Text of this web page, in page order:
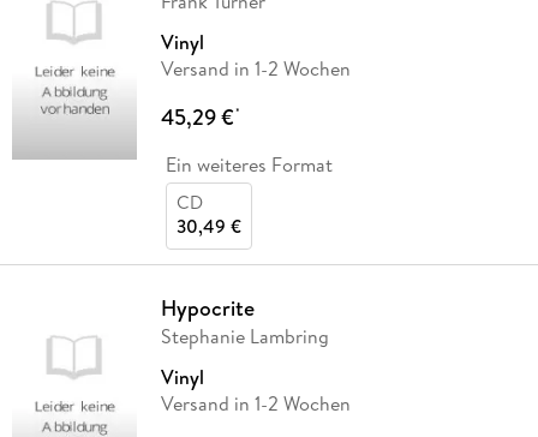
Vinyl
Versand in 1-2 Wochen
45,29 €*
Ein weiteres Format
CD
30,49 €
Hypocrite
Stephanie Lambring
Vinyl
Versand in 1-2 Wochen